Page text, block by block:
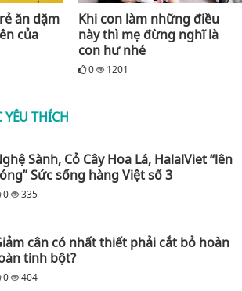
ăn dặm
của
Khi con làm những điều
này thì mẹ đừng nghĩ là
con hư nhé
0 1201
THÍCH
Sành, Cỏ Cây Hoa Lá, HalalViet “lên
Sức sống hàng Việt số 3
0 335
cân có nhất thiết phải cắt bỏ hoàn
tinh bột?
0 404